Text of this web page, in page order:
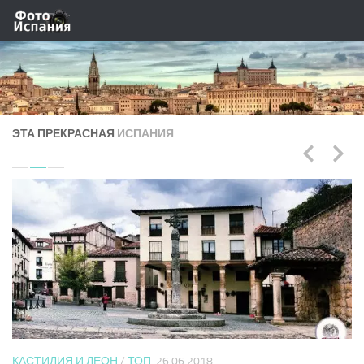
Skip to content
ЭТА ПРЕКРАСНАЯ ИСПАНИЯ
КАСТИЛИЯ И ЛЕОН / ТОП 26.06.2018